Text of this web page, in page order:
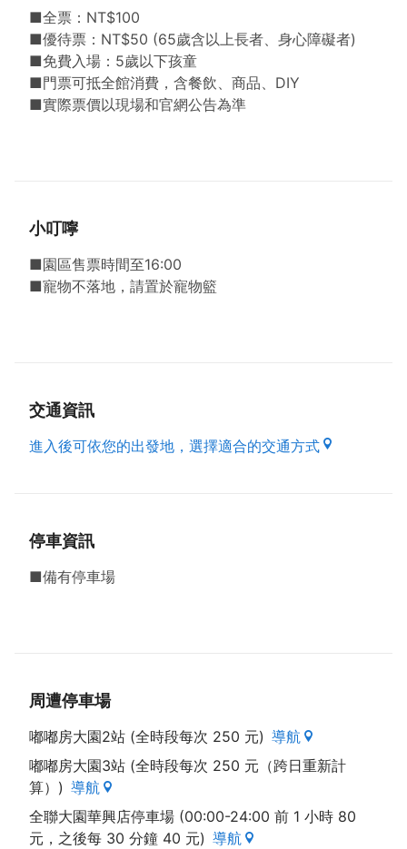
鄉」，董事長李銘智將中國大陸工廠全部搬回台灣。
2016年在桃園大園區設廠，斥資3億元打造國巨洋傘文
創園區，跨足文創產業，邁入製造業及服務業，也是傳
統產業中，成功升級轉型的典範。
全台首創雨水回收再利用的「降雨體驗廊道」可撐傘親
65%的銀級綠建築認證。館內展示多年來各式代工的
興衰縮影。邀請你來探索國巨洋傘堅毅且旺盛的發展故
事。
■全票：NT$100
■優待票：NT$50 (65歲含以上長者、身心障礙者)
■免費入場：5歲以下孩童
■門票可抵全館消費，含餐飲、商品、DIY
■實際票價以現場和官網公告為準
小叮嚀
■園區售票時間至16:00
■寵物不落地，請置於寵物籃
交通資訊
進入後可依您的出發地，選擇適合的交通方式
停車資訊
■備有停車場
周遭停車場
嘟嘟房大園2站 (全時段每次 250 元) 導航
嘟嘟房大園3站 (全時段每次 250 元（跨日重新計
算）) 導航
全聯大園華興店停車場 (00:00-24:00 前 1 小時 80
元，之後每 30 分鐘 40 元) 導航